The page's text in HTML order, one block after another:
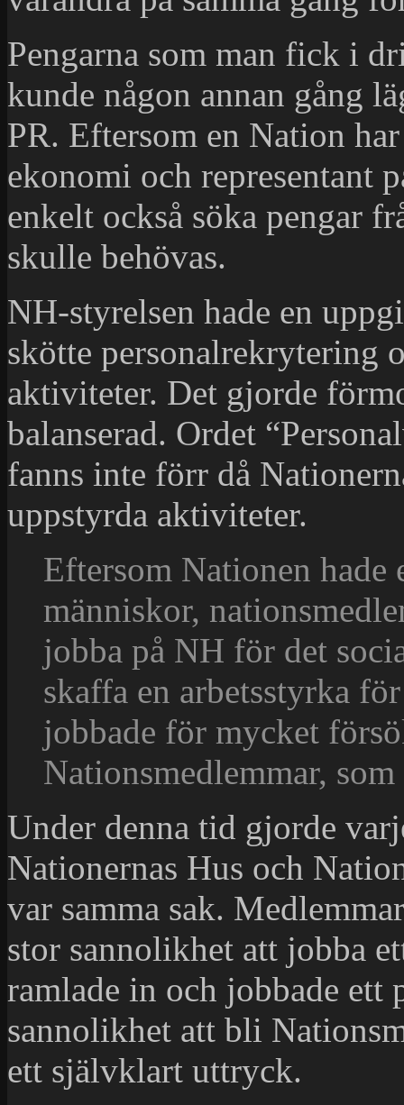
Pengarna som man fick i
kunde någon annan gång
PR. Eftersom en Nation
ekonomi och representant
enkelt också söka pengar
skulle behövas.
NH-styrelsen hade en
skötte personalrekrytering
aktiviteter. Det gjorde
balanserad. Ordet
fanns inte förr då
uppstyrda aktiviteter.
Eftersom Nationen hade
människor,
jobba på NH för det
skaffa en arbetsstyrka
jobbade för mycket
Nationsmedlemmar,
Under denna tid gjorde
Nationernas Hus och
var samma sak.
stor sannolikhet att jobba
ramlade in och jobbade ett
sannolikhet att bli
ett självklart uttryck.